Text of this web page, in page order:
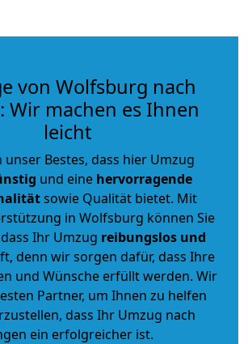
von Wolfsburg nach
Wir machen es Ihnen
leicht
unser Bestes, dass hier Umzug
und eine hervorragende
sowie Qualität bietet. Mit
in Wolfsburg können Sie
Ihr Umzug reibungslos und
denn wir sorgen dafür, dass Ihre
und Wünsche erfüllt werden. Wir
Partner, um Ihnen zu helfen
dass Ihr Umzug nach
ein erfolgreicher ist.